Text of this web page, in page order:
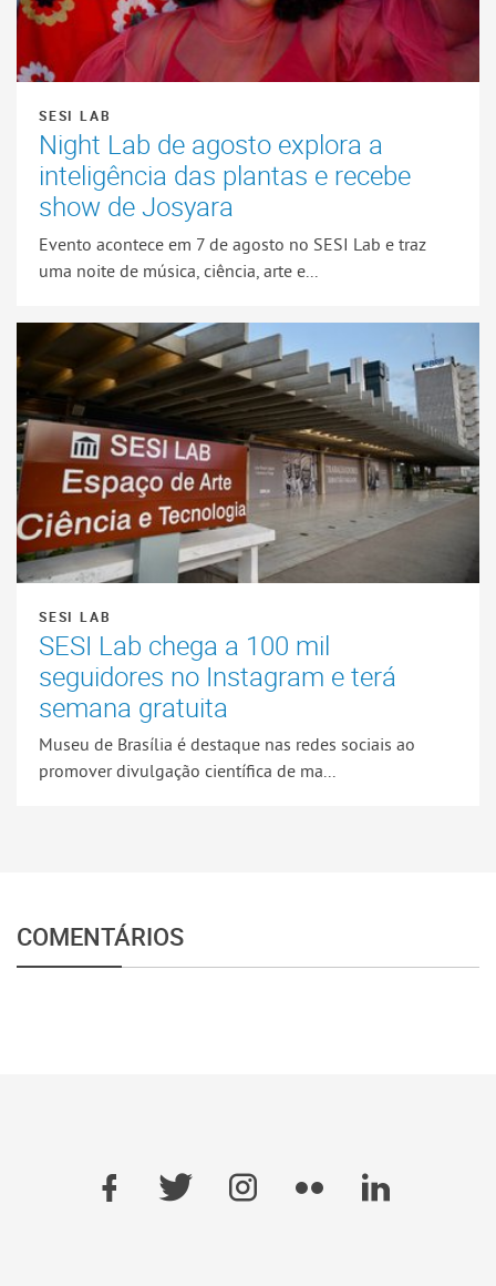
SESI LAB
Night Lab de agosto explora a
inteligência das plantas e recebe
show de Josyara
Evento acontece em 7 de agosto no SESI Lab e traz
uma noite de música, ciência, arte e...
SESI LAB
SESI Lab chega a 100 mil
seguidores no Instagram e terá
semana gratuita
Museu de Brasília é destaque nas redes sociais ao
promover divulgação científica de ma...
COMENTÁRIOS